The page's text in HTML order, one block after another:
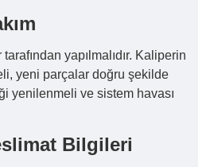
yapılmalıdır. Kaliperin
yeni parçalar doğru şekilde
yenilenmeli ve sistem havası
Bilgileri